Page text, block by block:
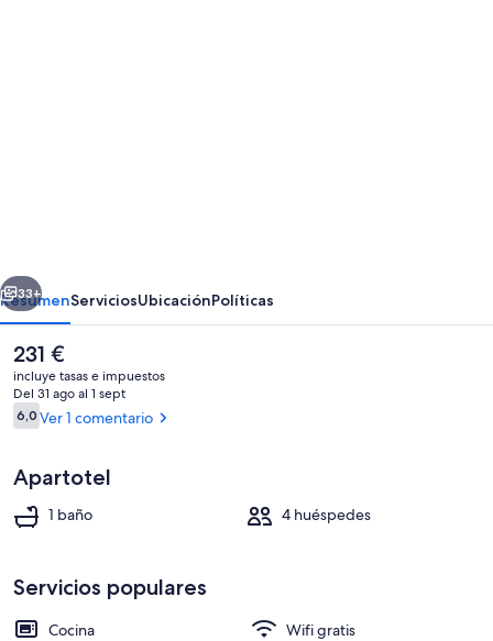
Apartamento | Zona de estar
Siguiente
33+
ResumenServiciosUbicaciónPolíticas
El
precio
actual
es
de
231 €
incluye tasas e impuestos
Del 31 ago al 1 sept
Comentarios
6,06,0 de 10
Ver 1 comentario
Apartotel
1 baño 4 huéspedes
Servicios populares
Cocina
Wifi gratis